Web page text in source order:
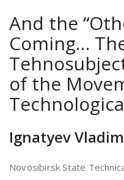
And the
Coming…
of the
Ignatyev
Novosibirsk State